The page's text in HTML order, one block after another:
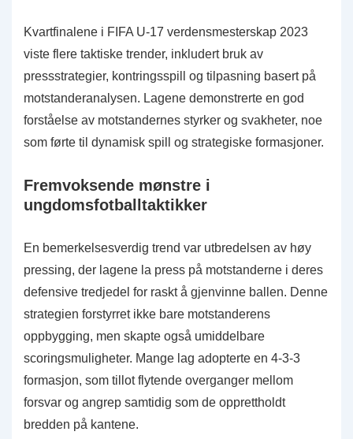
Kvartfinalene i FIFA U-17 verdensmesterskap 2023
viste flere taktiske trender, inkludert bruk av
pressstrategier, kontringsspill og tilpasning basert på
motstanderanalysen. Lagene demonstrerte en god
forståelse av motstandernes styrker og svakheter, noe
som førte til dynamisk spill og strategiske formasjoner.
Fremvoksende mønstre i
ungdomsfotballtaktikker
En bemerkelsesverdig trend var utbredelsen av høy
pressing, der lagene la press på motstanderne i deres
defensive tredjedel for raskt å gjenvinne ballen. Denne
strategien forstyrret ikke bare motstanderens
oppbygging, men skapte også umiddelbare
scoringsmuligheter. Mange lag adopterte en 4-3-3
formasjon, som tillot flytende overganger mellom
forsvar og angrep samtidig som de opprettholdt
bredden på kantene.